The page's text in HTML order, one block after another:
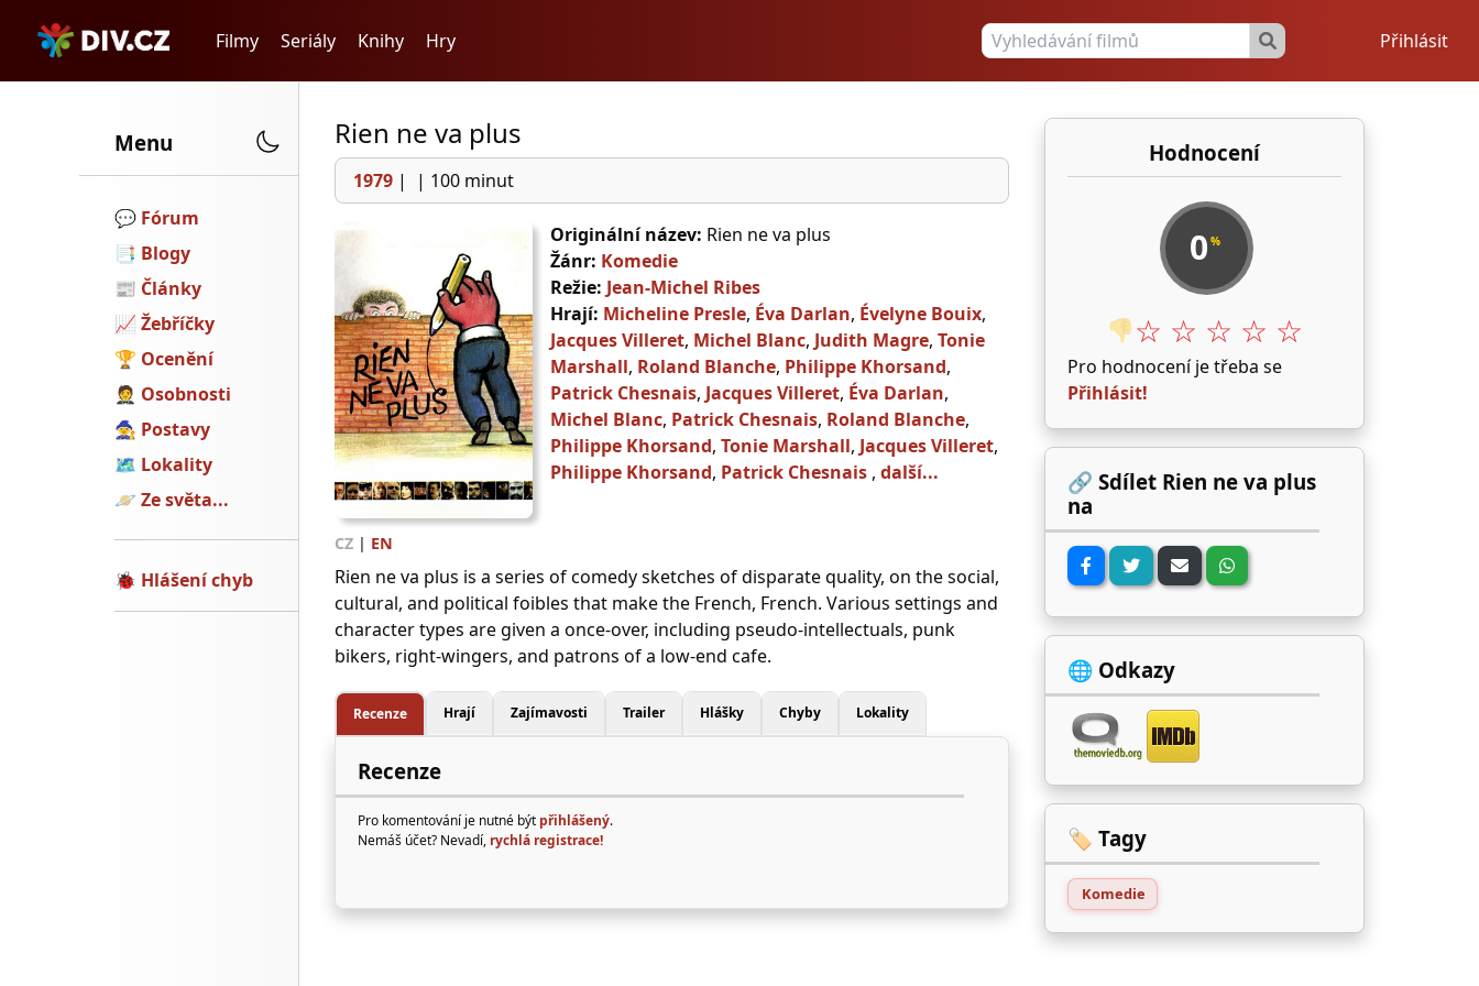
Filmy Seriály Knihy Hry Přihlásit
Menu
💬️ Fórum
📑 Blogy
📰 Články
📈 Žebříčky
🏆 Ocenění
🤵 Osobnosti
🧙 Postavy
🗺 Lokality
🪐 Ze světa...
🐞 Hlášení chyb
Rien ne va plus
1979 | | 100 minut
Originální název: Rien ne va plus
Žánr: Komedie
Režie: Jean-Michel Ribes
Hrají: Micheline Presle, Éva Darlan, Évelyne Bouix,
Jacques Villeret, Michel Blanc, Judith Magre, Tonie
Marshall, Roland Blanche, Philippe Khorsand,
Patrick Chesnais, Jacques Villeret, Éva Darlan,
Michel Blanc, Patrick Chesnais, Roland Blanche,
Philippe Khorsand, Tonie Marshall, Jacques Villeret,
Philippe Khorsand, Patrick Chesnais , další...
CZ | EN
Rien ne va plus is a series of comedy sketches of disparate quality, on the social,
cultural, and political foibles that make the French, French. Various settings and
character types are given a once-over, including pseudo-intellectuals, punk
bikers, right-wingers, and patrons of a low-end cafe.
Recenze Hrají Zajímavosti Trailer Hlášky Chyby Lokality
Recenze
Pro komentování je nutné být přihlášený.
Nemáš účet? Nevadí, rychlá registrace!
Hodnocení
0 %
👎☆ ☆ ☆ ☆ ☆
Pro hodnocení je třeba se
Přihlásit!
🔗 Sdílet Rien ne va plus
na
🌐 Odkazy
🏷️ Tagy
Komedie